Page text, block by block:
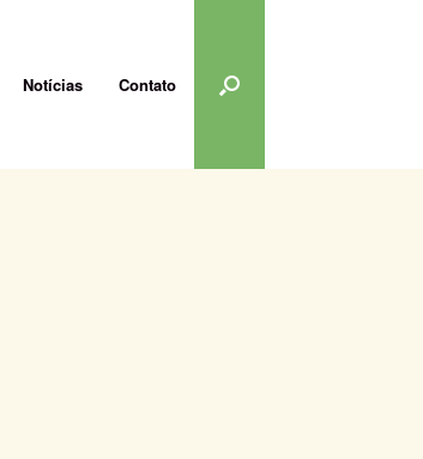
Notícias Contato